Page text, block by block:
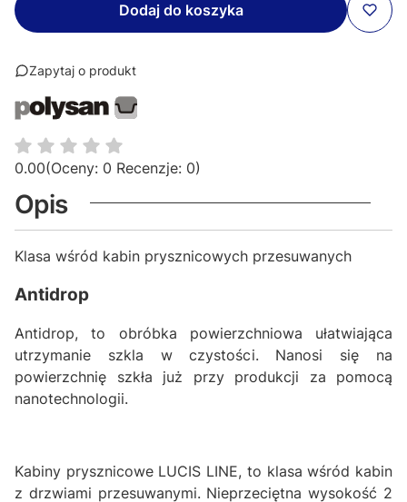
Dodaj do koszyka
Zapytaj o produkt
0.00(Oceny: 0 Recenzje: 0)
Opis
Klasa wśród kabin prysznicowych przesuwanych
Antidrop
Antidrop, to obróbka powierzchniowa ułatwiająca
utrzymanie szkla w czystości. Nanosi się na
powierzchnię szkła już przy produkcji za pomocą
nanotechnologii.
Kabiny prysznicowe LUCIS LINE, to klasa wśród kabin
z drzwiami przesuwanymi. Nieprzeciętna wysokość 2